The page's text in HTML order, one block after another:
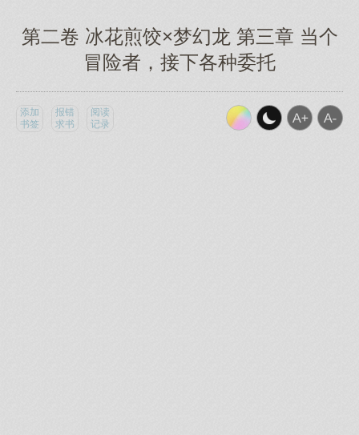
第二卷 冰花煎饺×梦幻龙 第三章 当个
冒险者，接下各种委托
添加
书签
报错
求书
阅读
记录